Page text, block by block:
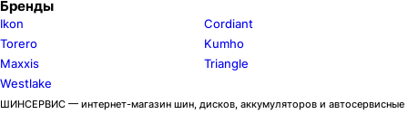
Бренды
Ikon
Cordiant
Torero
Kumho
Maxxis
Triangle
Westlake
ШИНСЕРВИС — интернет-магазин шин, дисков, аккумуляторов и автосервисные